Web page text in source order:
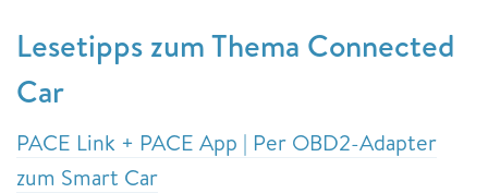
Lesetipps zum Thema Connected
Car
PACE Link + PACE App | Per OBD2-Adapter
zum Smart Car